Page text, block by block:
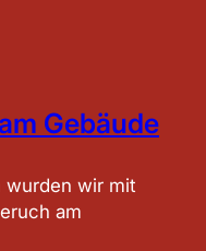
Gebäude
wurden wir mit
am